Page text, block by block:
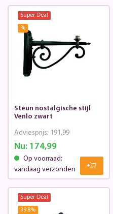
Super Deal
%
Steun nostalgische stijl
Venlo zwart
Nu:174,99
Adviesprijs: 191,99
Op voorraad:
vandaag verzonden
Super Deal
39.8%